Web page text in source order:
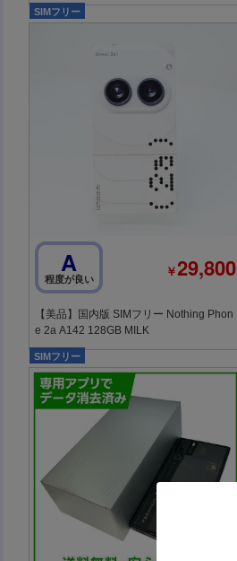
SIMフリー
A
程度が良い ￥29,800
【美品】国内版 SIMフリー Nothing Phon
e 2a A142 128GB MILK
SIMフリー